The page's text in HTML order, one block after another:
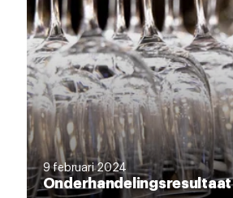
9 februari 2024
Onderhandelingsresultaat